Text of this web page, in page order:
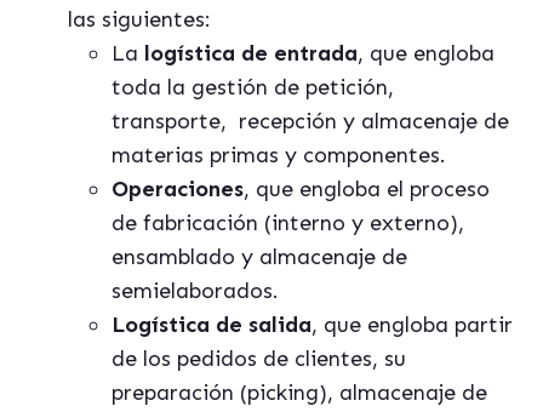
las siguientes:
La logística de entrada, que engloba
toda la gestión de petición,
transporte, recepción y almacenaje de
materias primas y componentes.
Operaciones, que engloba el proceso
de fabricación (interno y externo),
ensamblado y almacenaje de
semielaborados.
Logística de salida, que engloba partir
de los pedidos de clientes, su
preparación (picking), almacenaje de